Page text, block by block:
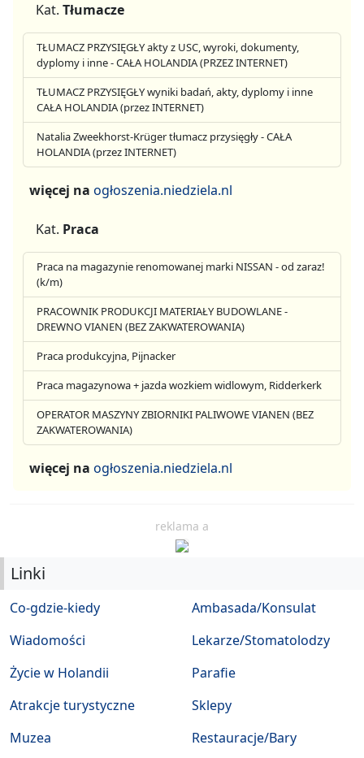
Kat. Tłumacze
TŁUMACZ PRZYSIĘGŁY akty z USC, wyroki, dokumenty,
dyplomy i inne - CAŁA HOLANDIA (PRZEZ INTERNET)
TŁUMACZ PRZYSIĘGŁY wyniki badań, akty, dyplomy i inne
CAŁA HOLANDIA (przez INTERNET)
Natalia Zweekhorst-Krüger tłumacz przysięgły - CAŁA
HOLANDIA (przez INTERNET)
więcej na ogłoszenia.niedziela.nl
Kat. Praca
Praca na magazynie renomowanej marki NISSAN - od zaraz!
(k/m)
PRACOWNIK PRODUKCJI MATERIAŁY BUDOWLANE -
DREWNO VIANEN (BEZ ZAKWATEROWANIA)
Praca produkcyjna, Pijnacker
Praca magazynowa + jazda wozkiem widlowym, Ridderkerk
OPERATOR MASZYNY ZBIORNIKI PALIWOWE VIANEN (BEZ
ZAKWATEROWANIA)
więcej na ogłoszenia.niedziela.nl
reklama a
Linki
Co-gdzie-kiedy
Wiadomości
Życie w Holandii
Atrakcje turystyczne
Muzea
Ambasada/Konsulat
Lekarze/Stomatolodzy
Parafie
Sklepy
Restauracje/Bary